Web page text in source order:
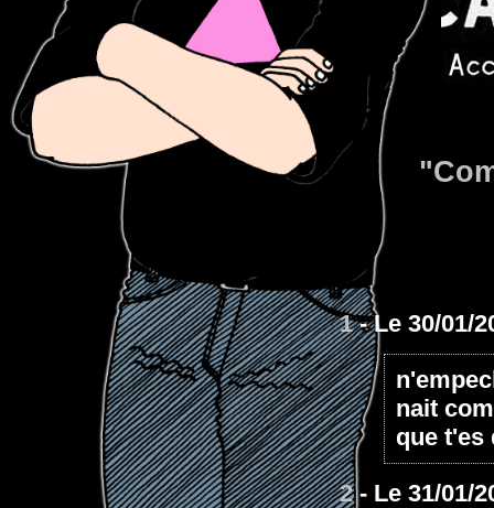
1- Le 30/01/
nait
que t'es
2- Le 31/01/